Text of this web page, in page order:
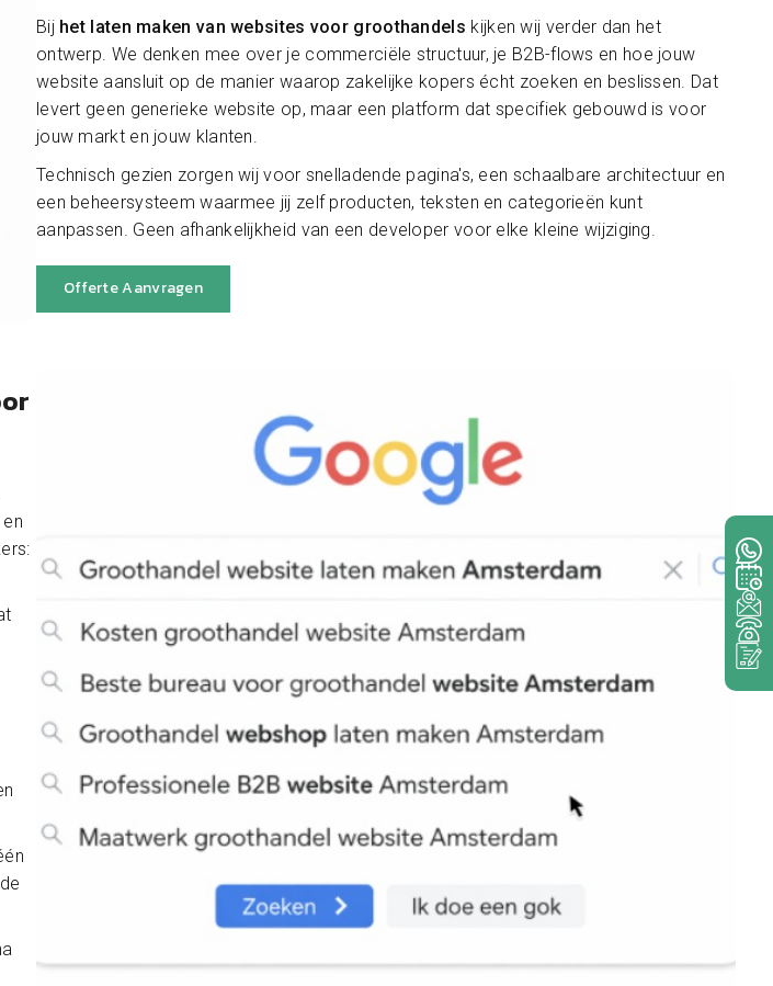
Bij het laten maken van websites voor groothandels kijken wij verder dan het
ontwerp. We denken mee over je commerciële structuur, je B2B-flows en hoe jouw
website aansluit op de manier waarop zakelijke kopers écht zoeken en beslissen. Dat
levert geen generieke website op, maar een platform dat specifiek gebouwd is voor
jouw markt en jouw klanten.
Technisch gezien zorgen wij voor snelladende pagina's, een schaalbare architectuur en
een beheersysteem waarmee jij zelf producten, teksten en categorieën kunt
aanpassen. Geen afhankelijkheid van een developer voor elke kleine wijziging.
Offerte Aanvragen